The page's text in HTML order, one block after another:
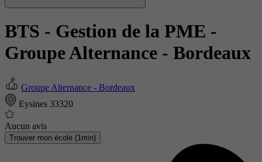
BTS - Gestion de la PME -
Groupe Alternance - Bordeaux
Groupe Alternance - Bordeaux
Eysines 33320
Aucun avis
Trouver mon école (1min)